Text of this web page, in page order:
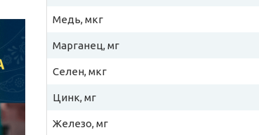
Медь, мкг
Марганец, мг
Селен, мкг
Цинк, мг
Железо, мг